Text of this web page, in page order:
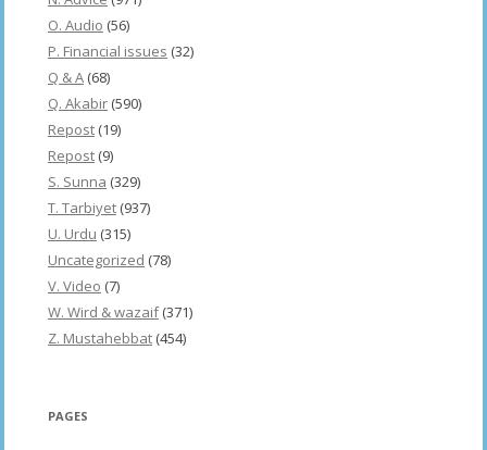
O. Audio (56)
P. Financial issues (32)
Q & A (68)
Q. Akabir (590)
Repost (19)
Repost (9)
S. Sunna (329)
T. Tarbiyet (937)
U. Urdu (315)
Uncategorized (78)
V. Video (7)
W. Wird & wazaif(371)
Z. Mustahebbat (454)
PAGES